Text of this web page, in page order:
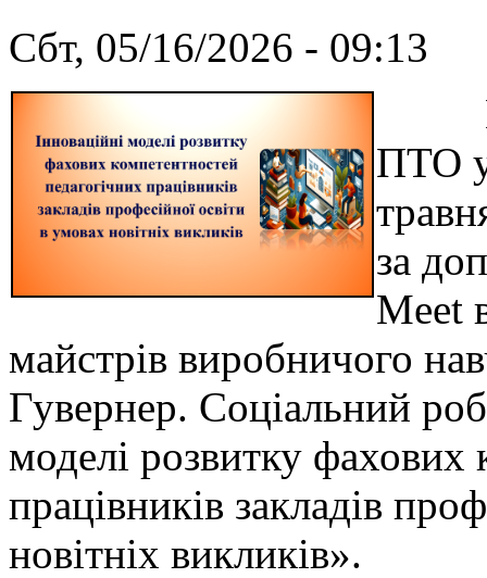
Сбт, 05/16/2026 - 09:13
ПТО у
за
Meet
майстрів виробничого
Гувернер. Соціальний
моделі розвитку фахових
працівників закладів
новітніх викликів».